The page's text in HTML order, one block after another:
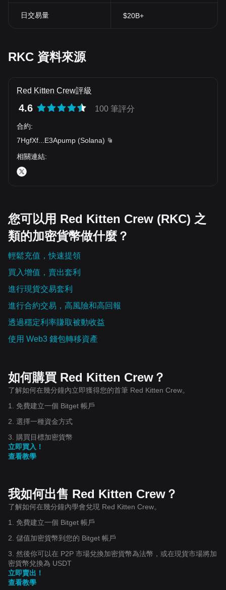
日交易量 $20B+
RKC 資料來源
Red Kitten Crew評級
4.6 100 筆評分
合約:
7HgfXf
E3Apump (Solana)
相關連結:
您可以用 Red Kitten Crew (RKC) 之
類的加密貨幣做什麼？
輕鬆充值，快速提領
買入增值，賣出套利
進行現貨交易套利
進行合約交易，高風險和高回報
透過穩定利率賺取被動收益
使用 Web3 錢包轉移資產
如何購買 Red Kitten Crew？
了解如何在幾分鐘內立即獲得您的首筆 Red Kitten Crew。
1. 免費建立一個 Bitget 帳戶
2. 選擇一種資金方式
3. 購買目標加密貨幣
立即買入！
查看教學
我如何出售 Red Kitten Crew？
了解如何在幾分鐘內學會兌現 Red Kitten Crew。
1. 免費建立一個 Bitget 帳戶
2. 儲值加密貨幣到您的 Bitget 帳戶
3. 然後你可以在 P2P 市場兌換加密貨幣為法幣，或在現貨市場將加
密貨幣兌換為 USDT
立即賣出！
查看教學